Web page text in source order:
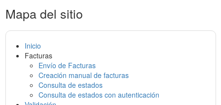
Mapa del sitio
Inicio
Facturas
Envío de Facturas
Creación manual de facturas
Consulta de estados
Consulta de estados con autenticación